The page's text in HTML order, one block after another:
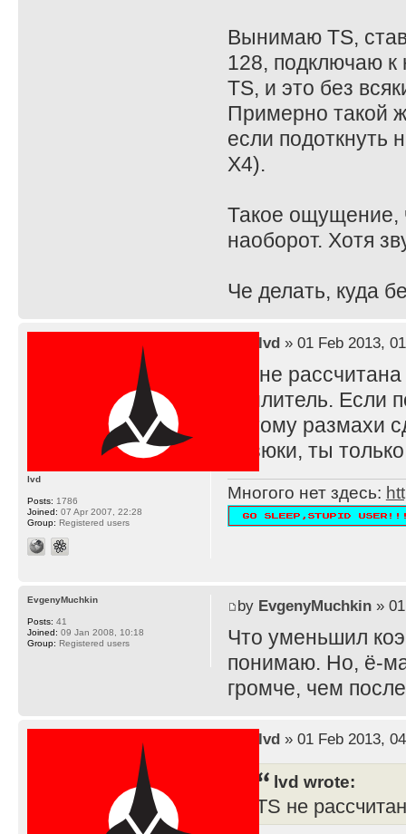
Вынимаю TS,
128, подключаю к
TS, и это без
Примерно такой
если подоткнуть
X4).
Такое ощущение,
наоборот. Хотя
Че делать, куда
lvd» 01 Feb 2013,
TS не
усилитель. Если
потому размахи
резюки, ты
Многого нет здесь:
lvd
Posts: 1786
Joined: 07 Apr 2007, 22:28
Group: Registered users
by EvgenyMuchkin» 01
Что уменьшил
понимаю. Но, ё-
громче, чем
EvgenyMuchkin
Posts: 41
Joined: 09 Jan 2008, 10:18
Group: Registered users
lvd» 01 Feb 2013,
lvd wrote:
TS не